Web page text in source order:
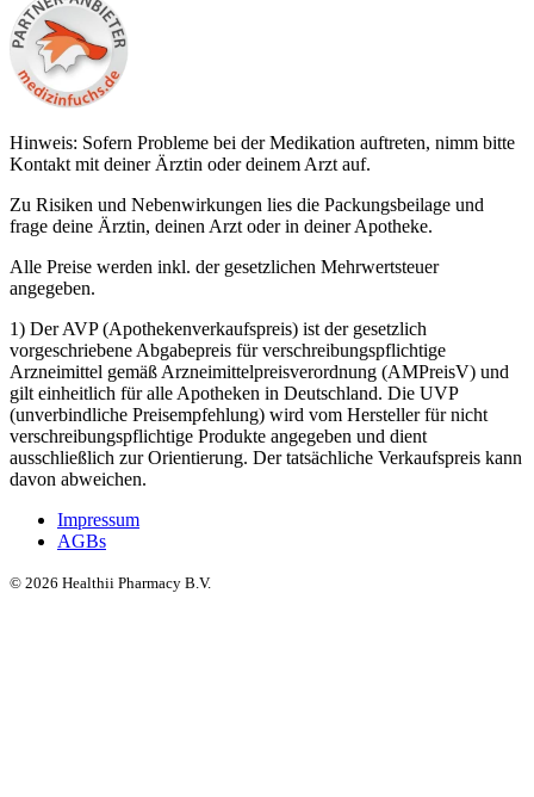
Hinweis: Sofern Probleme bei der Medikation auftreten, nimm bitte
Kontakt mit deiner Ärztin oder deinem Arzt auf.
Zu Risiken und Nebenwirkungen lies die Packungsbeilage und
frage deine Ärztin, deinen Arzt oder in deiner Apotheke.
Alle Preise werden inkl. der gesetzlichen Mehrwertsteuer
angegeben.
1) Der AVP (Apothekenverkaufspreis) ist der gesetzlich
vorgeschriebene Abgabepreis für verschreibungspflichtige
Arzneimittel gemäß Arzneimittelpreisverordnung (AMPreisV) und
gilt einheitlich für alle Apotheken in Deutschland. Die UVP
(unverbindliche Preisempfehlung) wird vom Hersteller für nicht
verschreibungspflichtige Produkte angegeben und dient
ausschließlich zur Orientierung. Der tatsächliche Verkaufspreis kann
davon abweichen.
Impressum
AGBs
© 2026 Healthii Pharmacy B.V.